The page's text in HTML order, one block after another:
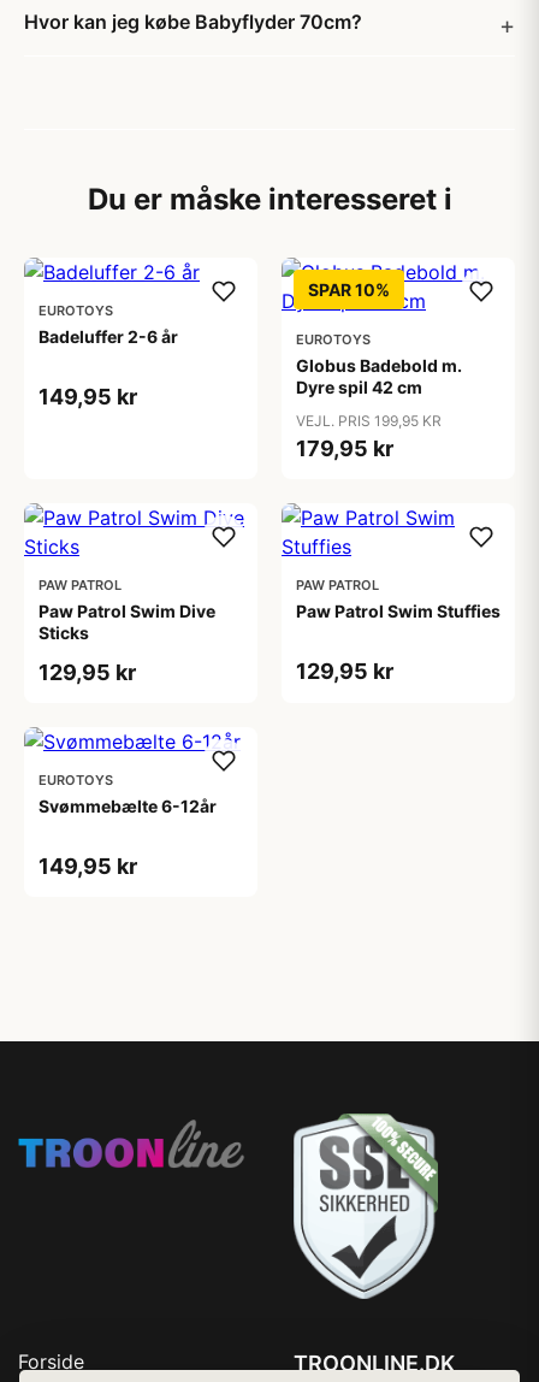
Hvor kan jeg købe Babyflyder 70cm?
Du er måske interesseret i
EUROTOYS
Badeluffer 2-6 år
149,95 kr
SPAR 10%
EUROTOYS
Globus Badebold m.
Dyre spil 42 cm
VEJL. PRIS 199,95 KR
179,95 kr
PAW PATROL
Paw Patrol Swim Dive
Sticks
129,95 kr
PAW PATROL
Paw Patrol Swim Stuffies
129,95 kr
EUROTOYS
Svømmebælte 6-12år
149,95 kr
Forside
TROONLINE.DK